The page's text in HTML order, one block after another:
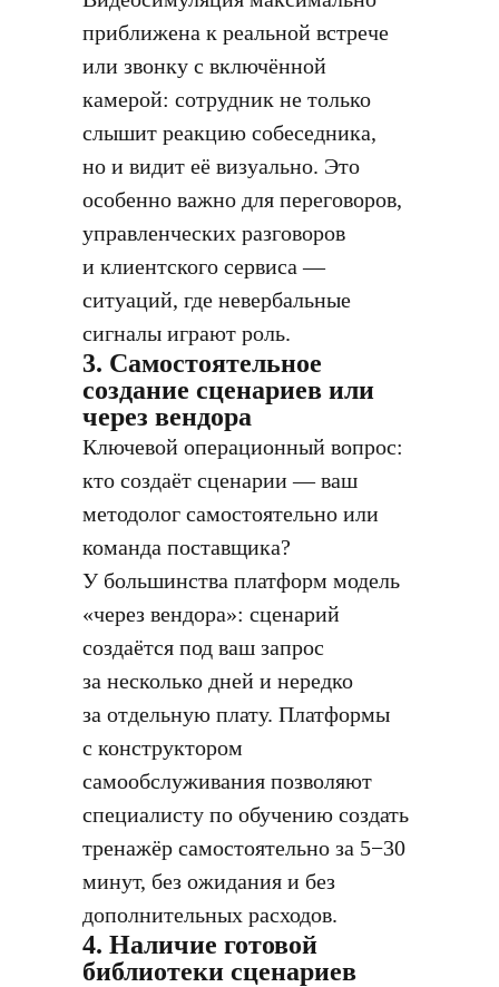
приближена к реальной встрече
или звонку с включённой
камерой: сотрудник не только
слышит реакцию собеседника,
но и видит её визуально. Это
особенно важно для переговоров,
управленческих разговоров
и клиентского сервиса —
ситуаций, где невербальные
сигналы играют роль.
3. Самостоятельное
создание сценариев или
через вендора
Ключевой операционный вопрос:
кто создаёт сценарии — ваш
методолог самостоятельно или
команда поставщика?
У большинства платформ модель
«через вендора»: сценарий
создаётся под ваш запрос
за несколько дней и нередко
за отдельную плату. Платформы
с конструктором
самообслуживания позволяют
специалисту по обучению создать
тренажёр самостоятельно за 5−30
минут, без ожидания и без
дополнительных расходов.
4. Наличие готовой
библиотеки сценариев